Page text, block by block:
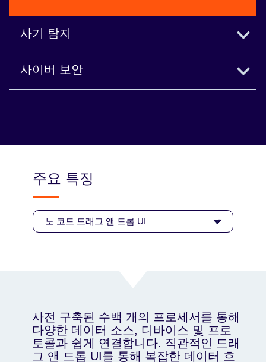
사기 탐지
잠재적 보안 리스크를 조기에 식별하고 손실을 방
사이버 보안
주요 특징
사전 구축된 수백 개의 프로세서를 통해
다양한 데이터 소스, 디바이스 및 프로
토콜과 쉽게 연결합니다. 직관적인 드래
그 앤 드롭 UI를 통해 복잡한 데이터 흐